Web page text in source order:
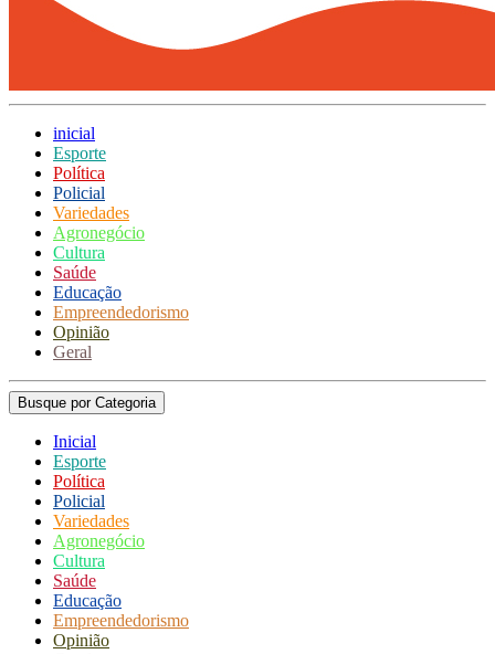
inicial
Esporte
Política
Policial
Variedades
Agronegócio
Cultura
Saúde
Educação
Empreendedorismo
Opinião
Geral
Busque por Categoria
Inicial
Esporte
Política
Policial
Variedades
Agronegócio
Cultura
Saúde
Educação
Empreendedorismo
Opinião